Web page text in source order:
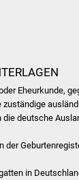
Soziale
Eheurkunde,
zuständige
die deutsche
der
in